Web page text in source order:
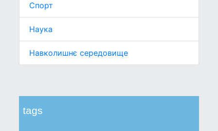
Спорт
Наука
Навколишнє середовище
tags